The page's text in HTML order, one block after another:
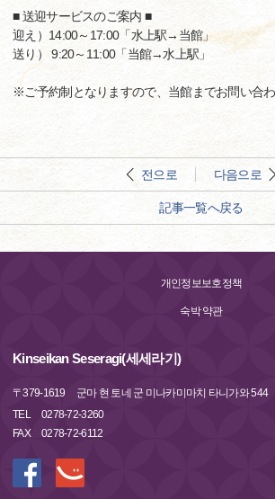
■ 送迎サービスのご案内 ■
迎え）14:00～17:00「水上駅→当館」
送り） 9:20～11:00「当館→水上駅」
※ご予約制となりますので、当館までお問い合わ
전으로 다음으로
記事一覧へ戻る
개인정보보호정책
숙박 약관
Kinseikan Seseragi(세세라기)
〒379-1619
군마 현 토네 군 미나카미마치 타니가와 544
TEL
0278-72-3260
FAX
0278-72-6112